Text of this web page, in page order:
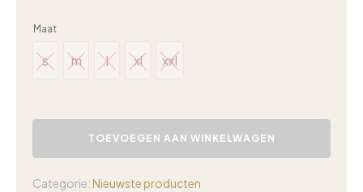
Maat
s
s
m
m
l
l
xl
xl
xxl
xxl
Triple
punta
TOEVOEGEN AAN WINKELWAGEN
Categorie: Nieuwste producten